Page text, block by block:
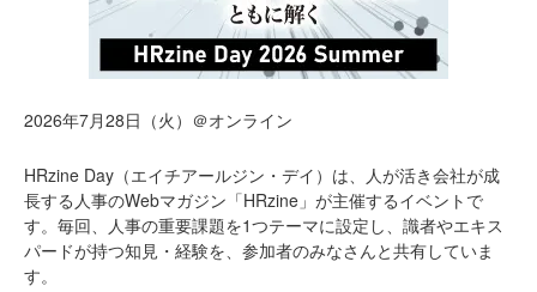
2026年7月28日（火）＠オンライン
HRzine Day（エイチアールジン・デイ）は、人が活き会社が成
長する人事のWebマガジン「HRzine」が主催するイベントで
す。毎回、人事の重要課題を1つテーマに設定し、識者やエキス
パードが持つ知見・経験を、参加者のみなさんと共有していま
す。